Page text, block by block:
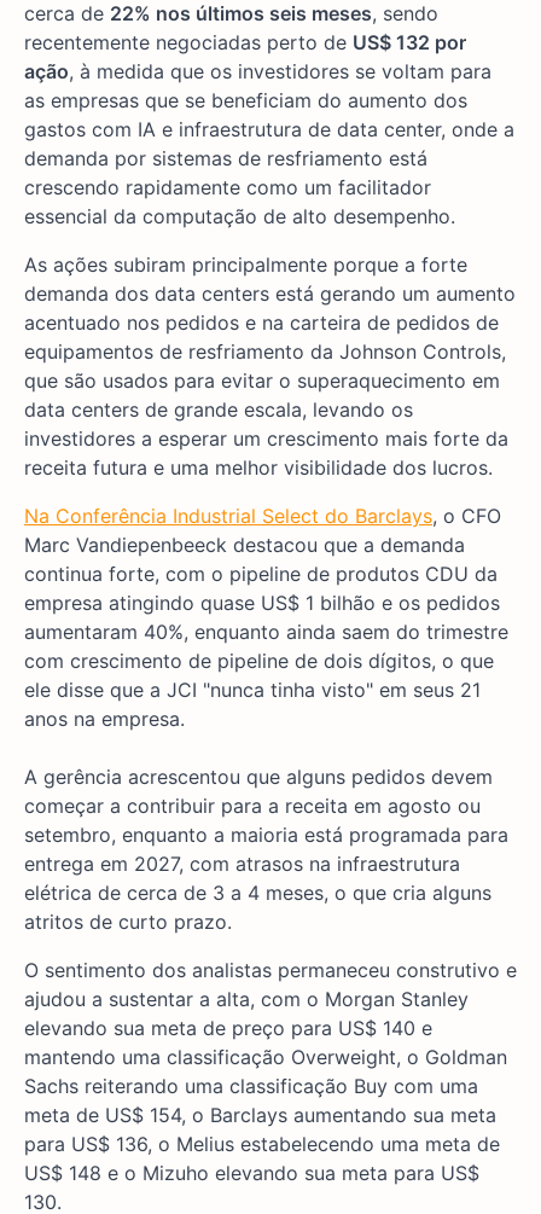
cerca de 22% nos últimos seis meses, sendo
recentemente negociadas perto de US$ 132 por
ação, à medida que os investidores se voltam para
as empresas que se beneficiam do aumento dos
gastos com IA e infraestrutura de data center, onde a
demanda por sistemas de resfriamento está
crescendo rapidamente como um facilitador
essencial da computação de alto desempenho.
As ações subiram principalmente porque a forte
demanda dos data centers está gerando um aumento
acentuado nos pedidos e na carteira de pedidos de
equipamentos de resfriamento da Johnson Controls,
que são usados para evitar o superaquecimento em
data centers de grande escala, levando os
investidores a esperar um crescimento mais forte da
receita futura e uma melhor visibilidade dos lucros.
Na Conferência Industrial Select do Barclays, o CFO
Marc Vandiepenbeeck destacou que a demanda
continua forte, com o pipeline de produtos CDU da
empresa atingindo quase US$ 1 bilhão e os pedidos
aumentaram 40%, enquanto ainda saem do trimestre
com crescimento de pipeline de dois dígitos, o que
ele disse que a JCI "nunca tinha visto" em seus 21
anos na empresa.
A gerência acrescentou que alguns pedidos devem
começar a contribuir para a receita em agosto ou
setembro, enquanto a maioria está programada para
entrega em 2027, com atrasos na infraestrutura
elétrica de cerca de 3 a 4 meses, o que cria alguns
atritos de curto prazo.
O sentimento dos analistas permaneceu construtivo e
ajudou a sustentar a alta, com o Morgan Stanley
elevando sua meta de preço para US$ 140 e
mantendo uma classificação Overweight, o Goldman
Sachs reiterando uma classificação Buy com uma
meta de US$ 154, o Barclays aumentando sua meta
para US$ 136, o Melius estabelecendo uma meta de
US$ 148 e o Mizuho elevando sua meta para US$
130.